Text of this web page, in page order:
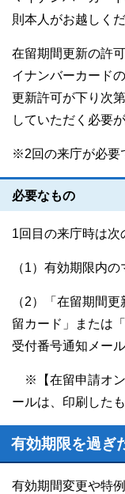
則本人がお越しくだ
在留期間更新の許
イナンバーカード
更新許可が下り次
していただく必要
※2回の来庁が必要
必要なもの
1回目の来庁時は次
（1）有効期限内
（2）「在留期間
留カード」または
受付番号通知メール
※【在留申請オン
ールは、印刷した
有効期限を過ぎ
有効期間変更や特